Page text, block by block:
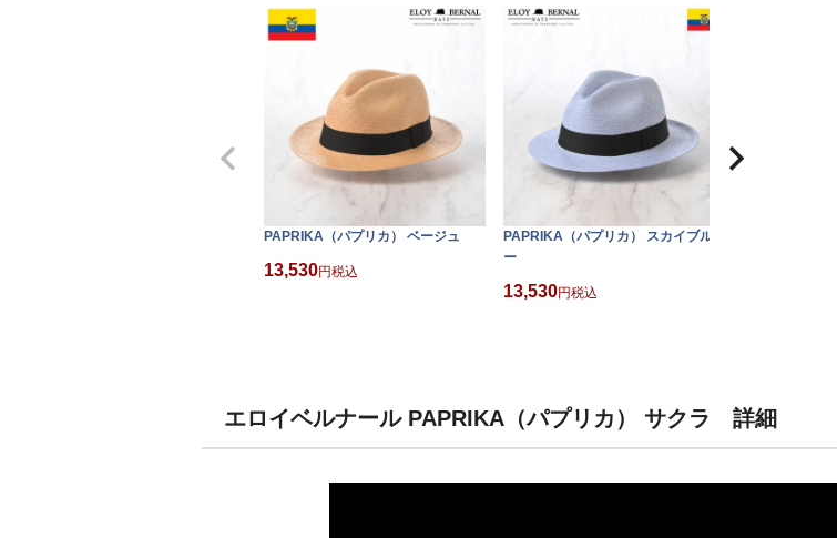
PAPRIKA（パプリカ） ベージュ
13,530 税込
PAPRIKA（パプリカ） スカイブル
ー
13,530 税込
エロイベルナール PAPRIKA（パプリカ） サクラ 詳細